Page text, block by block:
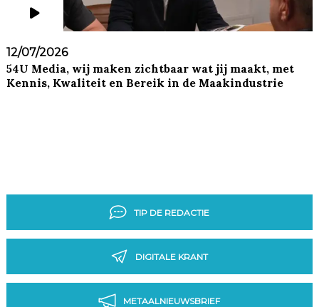
12/07/2026
54U Media, wij maken zichtbaar wat jij maakt, met
Kennis, Kwaliteit en Bereik in de Maakindustrie
TIP DE REDACTIE
DIGITALE KRANT
METAALNIEUWSBRIEF